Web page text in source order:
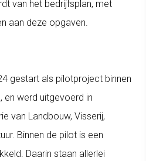
van het bedrijfsplan, met
aan deze opgaven.
gestart als pilotproject binnen
en werd uitgevoerd in
van Landbouw, Visserij,
Binnen de pilot is een
Daarin staan allerlei